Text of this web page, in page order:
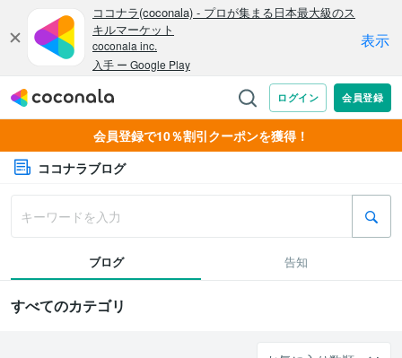
会員登録で10％割引クーポンを獲得！
ココナラブログ
ブログ 告知
すべてのカテゴリ